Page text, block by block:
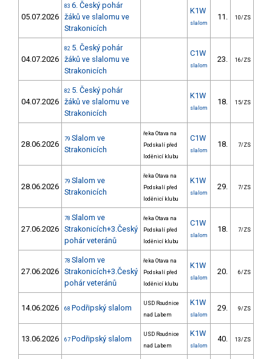
05.07.2026
83 6. Český pohár
žáků ve slalomu ve
Strakonicích
K1W
slalom
11. 10/ZS
04.07.2026
82 5. Český pohár
žáků ve slalomu ve
Strakonicích
C1W
slalom
23. 16/ZS
04.07.2026
82 5. Český pohár
žáků ve slalomu ve
Strakonicích
K1W
slalom
18. 15/ZS
28.06.2026
79 Slalom ve
Strakonicích
řeka Otava na
Podskalí před
loděnicí klubu
C1W
slalom
18. 7/ZS
28.06.2026
79 Slalom ve
Strakonicích
řeka Otava na
Podskalí před
loděnicí klubu
K1W
slalom
29. 7/ZS
27.06.2026
78 Slalom ve
Strakonicích+3.Český
pohár veteránů
řeka Otava na
Podskalí před
loděnicí klubu
C1W
slalom
18. 7/ZS
27.06.2026
78 Slalom ve
Strakonicích+3.Český
pohár veteránů
řeka Otava na
Podskalí před
loděnicí klubu
K1W
slalom
20. 6/ZS
14.06.2026 68 Podřipský slalom
USD Roudnice
nad Labem
K1W
slalom
29. 9/ZS
13.06.2026 67 Podřipský slalom
USD Roudnice
nad Labem
K1W
slalom
40. 13/ZS